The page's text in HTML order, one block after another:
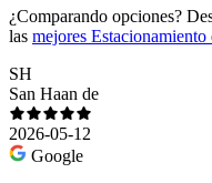
¿Comparando opciones?
las mejores Estacionamiento
SH
San Haan de
2026-05-12
Google